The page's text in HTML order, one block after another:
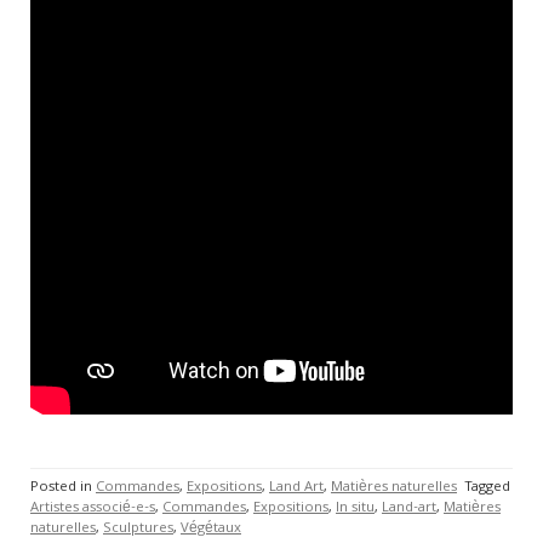
Posted in Commandes, Expositions, Land Art, Matières naturelles Tagged
Artistes associé-e-s, Commandes, Expositions, In situ, Land-art, Matières
naturelles, Sculptures, Végétaux